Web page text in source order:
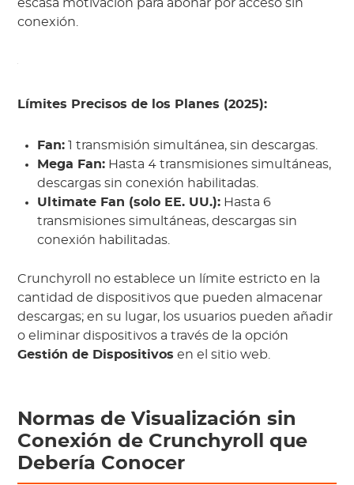
escasa motivación para abonar por acceso sin
conexión.
Límites Precisos de los Planes (2025):
Fan: 1 transmisión simultánea, sin descargas.
Mega Fan: Hasta 4 transmisiones simultáneas,
descargas sin conexión habilitadas.
Ultimate Fan (solo EE. UU.): Hasta 6
transmisiones simultáneas, descargas sin
conexión habilitadas.
Crunchyroll no establece un límite estricto en la
cantidad de dispositivos que pueden almacenar
descargas; en su lugar, los usuarios pueden añadir
o eliminar dispositivos a través de la opción
Gestión de Dispositivos en el sitio web.
Normas de Visualización sin
Conexión de Crunchyroll que
Debería Conocer